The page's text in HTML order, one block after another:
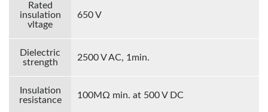
Rated
insulation
vltage
650 V
Dielectric
strength
2500 V AC, 1min.
Insulation
resistance
100MΩ min. at 500 V DC